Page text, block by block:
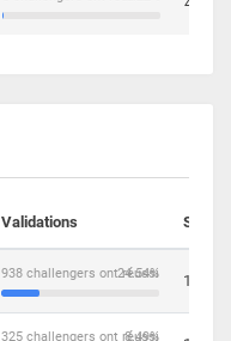
Validations
24.54%
938 challengers ont réussi 14
8.49%
325 challengers ont réussi